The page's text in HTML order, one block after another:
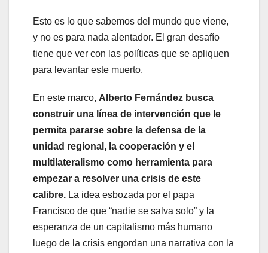
Esto es lo que sabemos del mundo que viene,
y no es para nada alentador. El gran desafío
tiene que ver con las políticas que se apliquen
para levantar este muerto.
En este marco, Alberto Fernández busca
construir una línea de intervención que le
permita pararse sobre la defensa de la
unidad regional, la cooperación y el
multilateralismo como herramienta para
empezar a resolver una crisis de este
calibre. La idea esbozada por el papa
Francisco de que “nadie se salva solo” y la
esperanza de un capitalismo más humano
luego de la crisis engordan una narrativa con la